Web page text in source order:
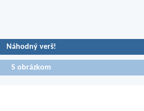
Náhodný verš!
S obrázkom